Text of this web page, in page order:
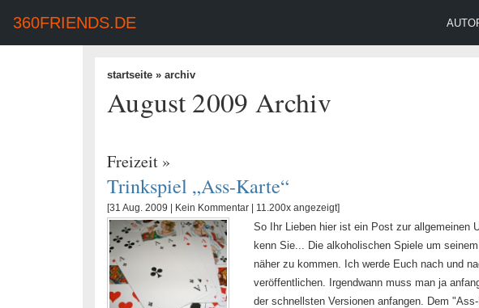
360FRIENDS.DE
startseite » archiv
August 2009 Archiv
Freizeit »
Trinkspiel „Ass-Karte“
[31 Aug. 2009 | Kein Kommentar | 11.200x angezeigt]
So Ihr Lieben hier ist ein Post zur allgemeinen
kenn Sie... Die alkoholischen Spiele um
näher zu kommen. Ich werde Euch nach und
veröffentlichen. Irgendwann muss man ja
der schnellsten Versionen anfangen. Dem